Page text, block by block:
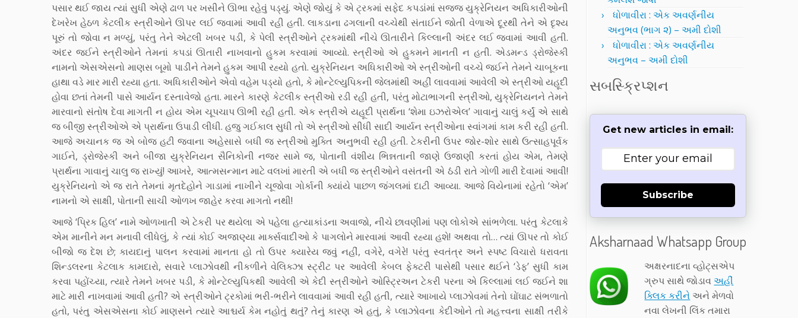
પસાર થઈ જાય ત્યાં સુધી એણે ઢાળ પર ખસીને ઊભા રહેવું પડ્યું. એણે જોયું કે એ ટ્રકમાં સફેદ કપડાંમાં સજ્જ યુક્રેનિયન અધિકારીઓની
દેખરેખ હેઠળ કેટલીક સ્ત્રીઓને ઊપર લઈ જવામાં આવી રહી હતી. લાકડાના ઢગલાની વચ્ચેથી સંતાઈને જોતી વેળાએ દૂરથી તેને એ દૃશ્ય
પૂરું તો જોવા ન મળ્યું, પરંતુ તેને એટલી ખબર પડી, કે પેલી સ્ત્રીઓને ટ્રકમાંથી નીચે ઊતારીને કિલ્લાની અંદર લઈ જવામાં આવી હતી.
અંદર જઈને સ્ત્રીઓને તેમનાં કપડાં ઊતારી નાખવાનો હુકમ કરવામાં આવ્યો. સ્ત્રીઓ એ હુકમને માનતી ન હતી. એડમન્ડ ડ્રોજેસ્કી
નામનો એસએસનો માણસ બૂમો પાડીને તેમને હુકમ આપી રહ્યો હતો. યુક્રેનિયન અધિકારીઓ એ સ્ત્રીઓની વચ્ચે જઈને તેમને ચાબૂકના
હાથા વડે માર મારી રહ્યા હતા. અધિકારીઓને એવો વહેમ પડ્યો હતો, કે મોન્ટેલ્યુપિકની જેલમાંથી અહીં લાવવામાં આવેલી એ સ્ત્રીઓ યહૂદી
હોવા છતાં તેમની પાસે આર્યન દસ્તાવેજો હતા. મારને કારણે કેટલીક સ્ત્રીઓ રડી રહી હતી, પરંતુ મોટાભાગની સ્ત્રીઓ, યુક્રેનિયનને તેમને
મારવાનો સંતોષ દેવા માગતી ન હોય એમ ચૂપચાપ ઊભી રહી હતી. એક સ્ત્રીએ યહૂદી પ્રાર્થના ‘શેમા ઇઝરોએલ’ ગાવાનું ચાલું કર્યું એ સાથે
જ બીજી સ્ત્રીઓએ એ પ્રાર્થના ઉપાડી લીધી. હજુ ગઈકાલ સુધી તો એ સ્ત્રીઓ સીધી સાદી આર્યન સ્ત્રીઓના સ્વાંગમાં કામ કરી રહી હતી.
આજે અચાનક જ એ બોજ હટી જવાના અહેસાસે બધી જ સ્ત્રીઓ મુક્તિ અનુભવી રહી હતી. ટેકરીની ઉપર જોર-શોર સાથે ઉત્સાહપૂર્વક
ગાઈને, ડ્રોજેસ્કી અને બીજા યુક્રેનિયન સૈનિકોની નજર સામે જ, પોતાની વંશીય ભિન્નતાની જાણે ઉજાણી કરતાં હોય એમ, તેમણે
પ્રાર્થના ગાવાનું ચાલુ જ રાખ્યું! આખરે, આત્મસન્માન માટે વલખાં મારતી એ બધી જ સ્ત્રીઓને વસંતની એ ઠંડી રાતે ગોળી મારી દેવામાં આવી!
યુક્રેનિયનો એ જ રાતે તેમનાં મૃતદેહોને ગાડામાં નાખીને ચૂજોવા ગોર્કાની ક્યાંયે પાછળ જંગલમાં દાટી આવ્યા. આજે વિયેનામાં રહેતો ‘એમ’
નામનો એ સાક્ષી, પોતાની સાચી ઓળખ જાહેર કરવા માગતો નથી!
આજે ‘પ્રિક હિલ’ નામે ઓળખાતી એ ટેકરી પર થયેલા એ પહેલા હત્યાકાંડના અવાજો, નીચે છાવણીમાં પણ લોકોએ સાંભળેલા. પરંતુ કેટલાકે
એમ માનીને મન મનાવી લીધેલું, કે ત્યાં કોઈ અજાણ્યા માર્ક્સવાદીઓ કે પાગલોને મારવામાં આવી રહ્યા હશે! અથવા તો… ત્યાં ઊપર તો કોઈ
બીજો જ દેશ છે; કાયદાનું પાલન કરવામાં માનતા હો તો ઉપર ક્યારેય જવું નહીં, વગેરે, વગેરે! પરંતુ સ્વતંત્ર અને સ્પષ્ટ વિચારો ધરાવતા
શિન્ડલરના કેટલાક કામદારો, સવારે પ્લાઝોવથી નીકળીને વેલિક્ઝા સ્ટ્રીટ પર આવેલી કેબલ ફેક્ટરી પાસેથી પસાર થઈને ‘ડેફ’ સુધી કામ
કરવા પહોંચ્યા, ત્યારે તેમને ખબર પડી, કે મોન્ટેલ્યુપિકથી આવેલી એ કેદી સ્ત્રીઓને ઓસ્ટ્રિઅન ટેકરી પરના એ કિલ્લામાં લઈ જઈને શા
માટે મારી નાખવામાં આવી હતી? એ સ્ત્રીઓને ટ્રકોમાં ભરી-ભરીને લાવવામાં આવી રહી હતી, ત્યારે આખાયે પ્લાઝોવમાં તેનો ઘોંઘાટ સંભળાતો
હતો, પરંતુ એસએસના કોઈ માણસને ત્યારે આશ્ચર્ય કેમ નહોતું થતું? તેનું કારણ એ હતું, કે પ્લાઝોવના કેદીઓને તો મહત્ત્વના સાક્ષી તરીકે
ધોળાવીરા : એક અવર્ણનીય
અનુભવ (ભાગ ૨) – અમી દોશી
ધોળાવીરા : એક અવર્ણનીય
અનુભવ – અમી દોશી
સબસ્ક્રિપ્શન
Get new articles in email:
Subscribe
Aksharnaad Whatsapp Group
અક્ષરનાદના વ્હોટ્સએપ
ગ્રુપ સાથે જોડાવઅહીં
ક્લિક કરીને અને મેળવો
નવા લેખની લિંક તમારા